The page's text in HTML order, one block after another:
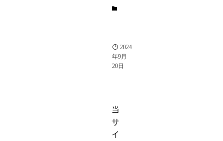
2024
年9月
20日
当
サ
イ